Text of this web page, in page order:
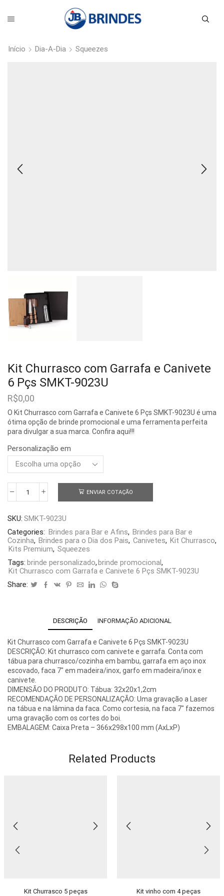
Início Dia-A-Dia Squeezes
Kit Churrasco com Garrafa e Canivete
6 Pçs SMKT-9023U
R$0,00
O Kit Churrasco com Garrafa e Canivete 6 Pçs SMKT-9023U é uma
ótima opção de brinde promocional e uma ferramenta perfeita
para divulgar a sua marca. Confira aqui!!!
Personalização em
Kit
Churrasco
Garrafa
e
Canivete
6
SMKT-
9023U
quantidade
ENVIAR COTAÇÃO
SKU: SMKT-9023U
Categories: Brindes para Bar e Afins, Brindes para Bar e
Cozinha, Brindes para o Dia dos Pais, Canivetes, Kit Churrasco,
Kits Premium, Squeezes
Tags: brinde personalizado,brinde promocional,
Kit Churrasco com Garrafa e Canivete 6 Pçs SMKT-9023U
Share:
DESCRIÇÃO INFORMAÇÃO ADICIONAL
Kit Churrasco com Garrafa e Canivete 6 Pçs SMKT-9023U
DESCRIÇÃO: Kit churrasco com canivete e garrafa. Conta com
tábua para churrasco/cozinha em bambu, garrafa em aço inox
escovado, faca 7″ em madeira/inox, garfo em madeira/inox e
canivete.
DIMENSÃO DO PRODUTO: Tábua: 32x20x1,2cm
RECOMENDAÇÃO DE PERSONALIZAÇÃO: Uma gravação a Laser
na tábua e na lâmina da faca. Como cortesia, na faca 7″ fazemos
uma gravação com os cortes do boi.
EMBALAGEM: Caixa Preta – 366x298x100 mm (AxLxP)
Related Products
Kit Churrasco 5 peças Kit vinho com 4 peças